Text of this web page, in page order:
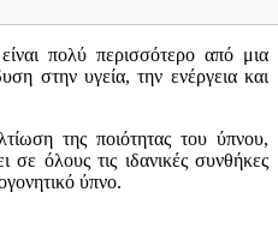
πολύ περισσότερο από μια
στην υγεία, την ενέργεια και
της ποιότητας του ύπνου,
σε όλους τις ιδανικές συνθήκες
ύπνο.